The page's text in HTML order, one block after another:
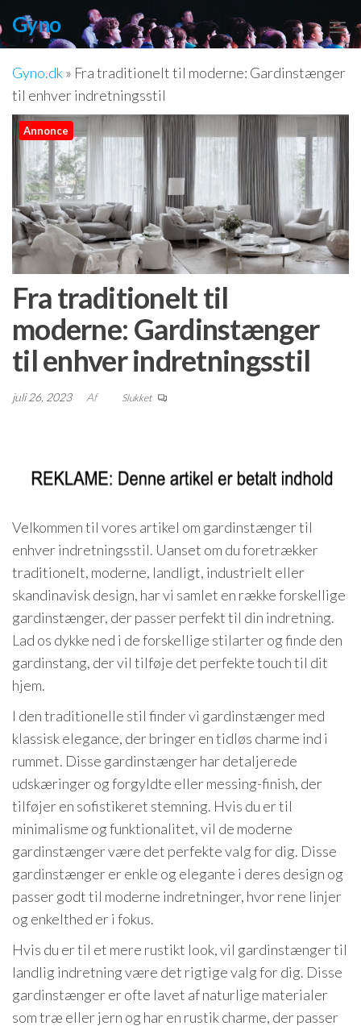
Videre
til Gyno
Gyno.dk» Fra traditionelt til moderne: Gardinstænger
til enhver indretningsstil
Annonce
Fra traditionelt til
moderne: Gardinstænger
til enhver indretningsstil
juli 26, 2023 Af Slukket
Velkommen til vores artikel om gardinstænger til
enhver indretningsstil. Uanset om du foretrækker
traditionelt, moderne, landligt, industrielt eller
skandinavisk design, har vi samlet en række forskellige
gardinstænger, der passer perfekt til din indretning.
Lad os dykke ned i de forskellige stilarter og finde den
gardinstang, der vil tilføje det perfekte touch til dit
hjem.
I den traditionelle stil finder vi gardinstænger med
klassisk elegance, der bringer en tidløs charme ind i
rummet. Disse gardinstænger har detaljerede
udskæringer og forgyldte eller messing-finish, der
tilføjer en sofistikeret stemning. Hvis du er til
minimalisme og funktionalitet, vil de moderne
gardinstænger være det perfekte valg for dig. Disse
gardinstænger er enkle og elegante i deres design og
passer godt til moderne indretninger, hvor rene linjer
og enkelthed er i fokus.
Hvis du er til et mere rustikt look, vil gardinstænger til
landlig indretning være det rigtige valg for dig. Disse
gardinstænger er ofte lavet af naturlige materialer
som træ eller jern og har en rustik charme, der passer